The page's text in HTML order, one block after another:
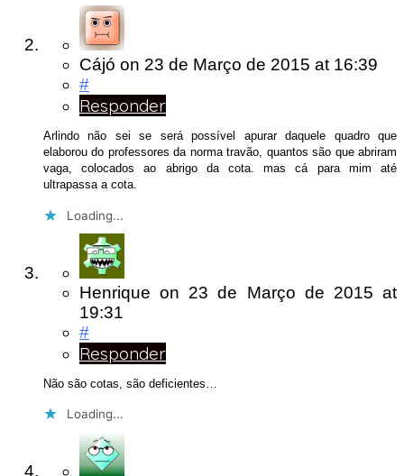
Cájó on 23 de Março de 2015 at 16:39
#
Responder
Arlindo não sei se será possível apurar daquele quadro que
elaborou do professores da norma travão, quantos são que abriram
vaga, colocados ao abrigo da cota. mas cá para mim até
ultrapassa a cota.
Loading...
Henrique on 23 de Março de 2015at
19:31
#
Responder
Não são cotas, são deficientes…
Loading...